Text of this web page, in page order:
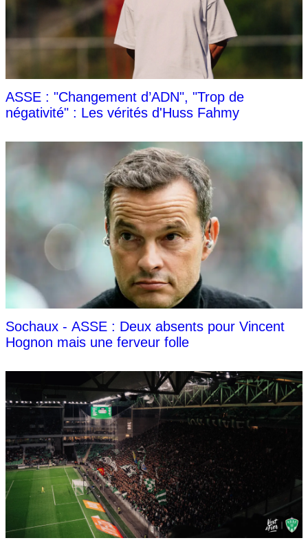
ASSE : "Changement d’ADN", "Trop de
négativité" : Les vérités d'Huss Fahmy
Sochaux - ASSE : Deux absents pour Vincent
Hognon mais une ferveur folle